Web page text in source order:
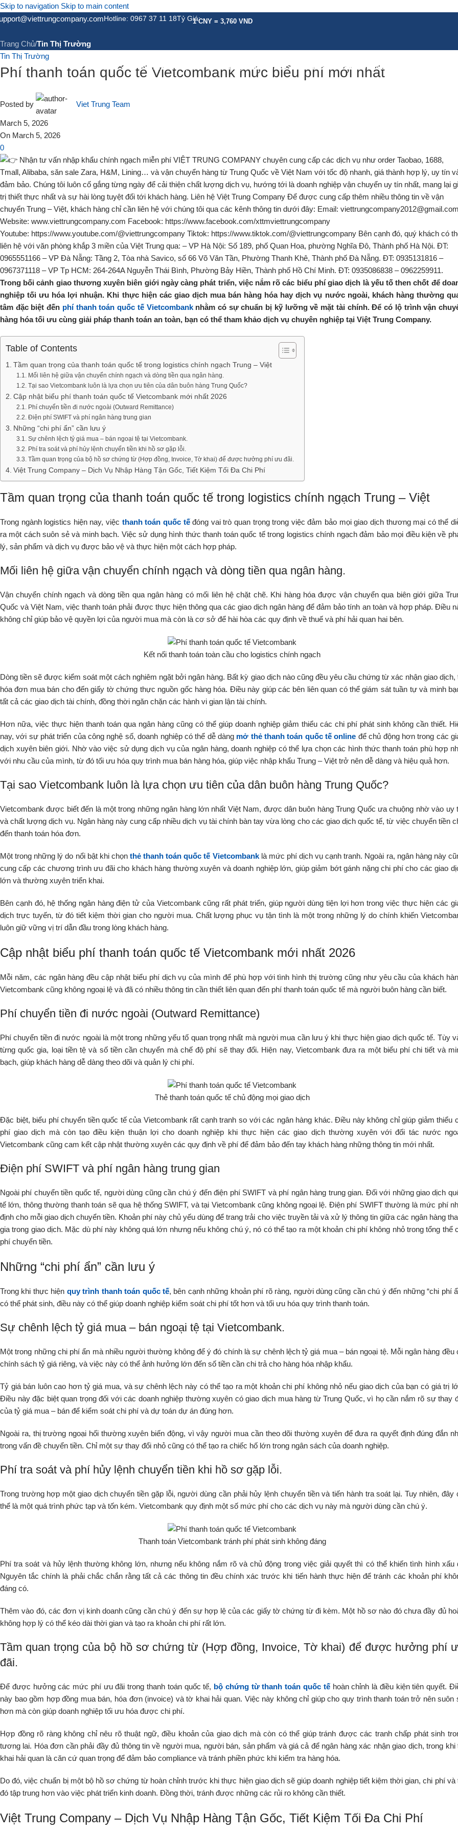
Skip to navigation Skip to main content
Hotline: 0967 37 11 18Tỷ Giá:1 CNY = 3,760 VND
GIỚI THIỆU DỊCH VỤ DỊCH VỤ KHÁC BẢNG GIÁ CHÍNH SÁCH HƯỚNG DẪN
Tin Tức
Trang Chủ/Tin Thị Trường
Tin Thị Trường
Phí thanh toán quốc tế Vietcombank mức biểu phí mới nhất
Posted by Viet Trung Team
March 5, 2026
On March 5, 2026
0
Trong bối cảnh giao thương xuyên biên giới ngày càng phát triển, việc nắm rõ các biểu phí giao dịch là yếu tố then chốt để
nghiệp tối ưu hóa lợi nhuận. Khi thực hiện các giao dịch mua bán hàng hóa hay dịch vụ nước ngoài, khách hàng thường
tâm đặc biệt đến phí thanh toán quốc tế Vietcombanknhằm có sự chuẩn bị kỹ lưỡng về mặt tài chính. Để có lộ trình vận
hàng hóa tối ưu cùng giải pháp thanh toán an toàn, bạn có thể tham khảo dịch vụ chuyên nghiệp tại Việt Trung Company.
Table of Contents
Tầm quan trọng của thanh toán quốc tế trong logistics chính ngạch Trung – Việt
Mối liên hệ giữa vận chuyển chính ngạch và dòng tiền qua ngân hàng.
Tại sao Vietcombank luôn là lựa chọn ưu tiên của dân buôn hàng Trung Quốc?
Cập nhật biểu phí thanh toán quốc tế Vietcombank mới nhất 2026
Phí chuyển tiền đi nước ngoài (Outward Remittance)
Điện phí SWIFT và phí ngân hàng trung gian
Những “chi phí ẩn” cần lưu ý
Sự chênh lệch tỷ giá mua – bán ngoại tệ tại Vietcombank.
Phí tra soát và phí hủy lệnh chuyển tiền khi hồ sơ gặp lỗi.
Tầm quan trọng của bộ hồ sơ chứng từ (Hợp đồng, Invoice, Tờ khai) để được hưởng phí ưu đãi.
Việt Trung Company – Dịch Vụ Nhập Hàng Tận Gốc, Tiết Kiệm Tối Đa Chi Phí
Tầm quan trọng của thanh toán quốc tế trong logistics chính ngạch Trung – Việt
Trong ngành logistics hiện nay, việc thanh toán quốc tếđóng vai trò quan trọng trong việc đảm bảo mọi giao dịch thương mại có thể
ra một cách suôn sẻ và minh bạch. Việc sử dụng hình thức thanh toán quốc tế trong logistics chính ngạch đảm bảo mọi điều kiện về
lý, sản phẩm và dịch vụ được bảo vệ và thực hiện một cách hợp pháp.
Mối liên hệ giữa vận chuyển chính ngạch và dòng tiền qua ngân hàng.
Vận chuyển chính ngạch và dòng tiền qua ngân hàng có mối liên hệ chặt chẽ. Khi hàng hóa được vận chuyển qua biên giới giữa
Quốc và Việt Nam, việc thanh toán phải được thực hiện thông qua các giao dịch ngân hàng để đảm bảo tính an toàn và hợp pháp. Điều
không chỉ giúp bảo vệ quyền lợi của người mua mà còn là cơ sở để hài hòa các quy định về thuế và phí hải quan hai bên.
Kết nối thanh toán toàn cầu cho logistics chính ngạch
Dòng tiền sẽ được kiểm soát một cách nghiêm ngặt bởi ngân hàng. Bất kỳ giao dịch nào cũng đều yêu cầu chứng từ xác nhận giao dịch,
hóa đơn mua bán cho đến giấy tờ chứng thực nguồn gốc hàng hóa. Điều này giúp các bên liên quan có thể giám sát tuần tự và minh
tất cả các giao dịch tài chính, đồng thời ngăn chặn các hành vi gian lận tài chính.
Hơn nữa, việc thực hiện thanh toán qua ngân hàng cũng có thể giúp doanh nghiệp giảm thiểu các chi phí phát sinh không cần thiết.
nay, với sự phát triển của công nghệ số, doanh nghiệp có thể dễ dàng mở thẻ thanh toán quốc tế online để chủ động hơn trong các
dịch xuyên biên giới. Nhờ vào việc sử dụng dịch vụ của ngân hàng, doanh nghiệp có thể lựa chọn các hình thức thanh toán phù hợp
với nhu cầu của mình, từ đó tối ưu hóa quy trình mua bán hàng hóa, giúp việc nhập khẩu Trung – Việt trở nên dễ dàng và hiệu quả hơn.
Tại sao Vietcombank luôn là lựa chọn ưu tiên của dân buôn hàng Trung Quốc?
Vietcombank được biết đến là một trong những ngân hàng lớn nhất Việt Nam, được dân buôn hàng Trung Quốc ưa chuộng nhờ vào uy
và chất lượng dịch vụ. Ngân hàng này cung cấp nhiều dịch vụ tài chính bàn tay vừa lòng cho các giao dịch quốc tế, từ việc chuyển tiền
đến thanh toán hóa đơn.
Một trong những lý do nổi bật khi chọn thẻ thanh toán quốc tế Vietcombanklà mức phí dịch vụ cạnh tranh. Ngoài ra, ngân hàng này
cung cấp các chương trình ưu đãi cho khách hàng thường xuyên và doanh nghiệp lớn, giúp giảm bớt gánh nặng chi phí cho các giao
lớn và thường xuyên triển khai.
Bên cạnh đó, hệ thống ngân hàng điện tử của Vietcombank cũng rất phát triển, giúp người dùng tiện lợi hơn trong việc thực hiện các
dịch trực tuyến, từ đó tiết kiệm thời gian cho người mua. Chất lượng phục vụ tận tình là một trong những lý do chính khiến
luôn giữ vững vị trí dẫn đầu trong lòng khách hàng.
Cập nhật biểu phí thanh toán quốc tế Vietcombank mới nhất 2026
Mỗi năm, các ngân hàng đều cập nhật biểu phí dịch vụ của mình để phù hợp với tình hình thị trường cũng như yêu cầu của khách
Vietcombank cũng không ngoại lệ và đã có nhiều thông tin cần thiết liên quan đến phí thanh toán quốc tế mà người buôn hàng cần biết.
Phí chuyển tiền đi nước ngoài (Outward Remittance)
Phí chuyển tiền đi nước ngoài là một trong những yếu tố quan trọng nhất mà người mua cần lưu ý khi thực hiện giao dịch quốc tế. Tùy
từng quốc gia, loại tiền tệ và số tiền cần chuyển mà chế độ phí sẽ thay đổi. Hiện nay, Vietcombank đưa ra một biểu phí chi tiết và
bạch, giúp khách hàng dễ dàng theo dõi và quản lý chi phí.
Thẻ thanh toán quốc tế chủ động mọi giao dịch
Đặc biệt, biểu phí chuyển tiền quốc tế của Vietcombank rất cạnh tranh so với các ngân hàng khác. Điều này không chỉ giúp giảm thiểu
phí giao dịch mà còn tạo điều kiện thuận lợi cho doanh nghiệp khi thực hiện các giao dịch thường xuyên với đối tác nước
Vietcombank cũng cam kết cập nhật thường xuyên các quy định về phí để đảm bảo đến tay khách hàng những thông tin mới nhất.
Điện phí SWIFT và phí ngân hàng trung gian
Ngoài phí chuyển tiền quốc tế, người dùng cũng cần chú ý đến điện phí SWIFT và phí ngân hàng trung gian. Đối với những giao dịch
tế lớn, thông thường thanh toán sẽ qua hệ thống SWIFT, và tại Vietcombank cũng không ngoại lệ. Điện phí SWIFT thường là mức phí
định cho mỗi giao dịch chuyển tiền. Khoản phí này chủ yếu dùng để trang trải cho việc truyền tải và xử lý thông tin giữa các ngân hàng
gia trong giao dịch. Mặc dù phí này không quá lớn nhưng nếu không chú ý, nó có thể tạo ra một khoản chi phí không nhỏ trong tổng thể
phí chuyển tiền.
Những “chi phí ẩn” cần lưu ý
Trong khi thực hiện quy trình thanh toán quốc tế, bên cạnh những khoản phí rõ ràng, người dùng cũng cần chú ý đến những “chi phí
có thể phát sinh, điều này có thể giúp doanh nghiệp kiểm soát chi phí tốt hơn và tối ưu hóa quy trình thanh toán.
Sự chênh lệch tỷ giá mua – bán ngoại tệ tại Vietcombank.
Một trong những chi phí ẩn mà nhiều người thường không để ý đó chính là sự chênh lệch tỷ giá mua – bán ngoại tệ. Mỗi ngân hàng đều
chính sách tỷ giá riêng, và việc này có thể ảnh hưởng lớn đến số tiền cần chi trả cho hàng hóa nhập khẩu.
Tỷ giá bán luôn cao hơn tỷ giá mua, và sự chênh lệch này có thể tạo ra một khoản chi phí không nhỏ nếu giao dịch của bạn có giá trị
Điều này đặc biệt quan trọng đối với các doanh nghiệp thường xuyên có giao dịch mua hàng từ Trung Quốc, vì họ cần nắm rõ sự thay
của tỷ giá mua – bán để kiểm soát chi phí và dự toán dự án đúng hơn.
Ngoài ra, thị trường ngoại hối thường xuyên biến động, vì vậy người mua cần theo dõi thường xuyên để đưa ra quyết định đúng đắn
trong vấn đề chuyển tiền. Chỉ một sự thay đổi nhỏ cũng có thể tạo ra chiếc hố lớn trong ngân sách của doanh nghiệp.
Phí tra soát và phí hủy lệnh chuyển tiền khi hồ sơ gặp lỗi.
Trong trường hợp một giao dịch chuyển tiền gặp lỗi, người dùng cần phải hủy lệnh chuyển tiền và tiến hành tra soát lại. Tuy nhiên, đây
thể là một quá trình phức tạp và tốn kém. Vietcombank quy định một số mức phí cho các dịch vụ này mà người dùng cần chú ý.
Thanh toán Vietcombank tránh phí phát sinh không đáng
Phí tra soát và hủy lệnh thường không lớn, nhưng nếu không nắm rõ và chủ động trong việc giải quyết thì có thể khiến tình hình xấu
Nguyên tắc chính là phải chắc chắn rằng tất cả các thông tin đều chính xác trước khi tiến hành thực hiện để tránh các khoản phí
đáng có.
Thêm vào đó, các đơn vị kinh doanh cũng cần chú ý đến sự hợp lệ của các giấy tờ chứng từ đi kèm. Một hồ sơ nào đó chưa đầy đủ
không hợp lý có thể kéo dài thời gian và tạo ra khoản chi phí rất lớn.
Tầm quan trọng của bộ hồ sơ chứng từ (Hợp đồng, Invoice, Tờ khai) để được hưởng phí
đãi.
Để được hưởng các mức phí ưu đãi trong thanh toán quốc tế, bộ chứng từ thanh toán quốc tếhoàn chỉnh là điều kiện tiên quyết.
này bao gồm hợp đồng mua bán, hóa đơn (invoice) và tờ khai hải quan. Việc này không chỉ giúp cho quy trình thanh toán trở nên suôn
hơn mà còn giúp doanh nghiệp tối ưu hóa được chi phí.
Hợp đồng rõ ràng không chỉ nêu rõ thuật ngữ, điều khoản của giao dịch mà còn có thể giúp tránh được các tranh chấp phát sinh
tương lai. Hóa đơn cần phải đầy đủ thông tin về người mua, người bán, sản phẩm và giá cả để ngân hàng xác nhận giao dịch, trong khi
khai hải quan là căn cứ quan trọng để đảm bảo compliance và tránh phiền phức khi kiểm tra hàng hóa.
Do đó, việc chuẩn bị một bộ hồ sơ chứng từ hoàn chỉnh trước khi thực hiện giao dịch sẽ giúp doanh nghiệp tiết kiệm thời gian, chi phí và
đó tập trung hơn vào việc phát triển kinh doanh. Đồng thời, tránh được những các rủi ro không cần thiết.
Việt Trung Company – Dịch Vụ Nhập Hàng Tận Gốc, Tiết Kiệm Tối Đa Chi Phí